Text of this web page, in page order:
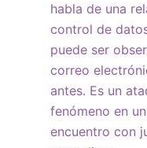
habla de una
control de
puede ser
correo
antes. Es un
fenómeno en
encuentro con